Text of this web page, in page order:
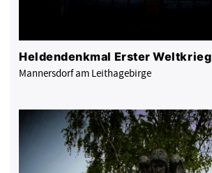
Heldendenkmal Erster Weltkrieg
Mannersdorf am Leithagebirge